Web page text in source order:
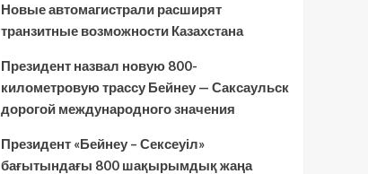
Новые автомагистрали расширят
транзитные возможности Казахстана
Президент назвал новую 800-
километровую трассу Бейнеу — Саксаульск
дорогой международного значения
Президент «Бейнеу – Сексеуіл»
бағытындағы 800 шақырымдық жаңа